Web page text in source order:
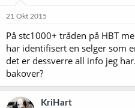
21 Okt 2015
På stc1000+ tråden på HBT
har identifisert en selger som
det er dessverre all info jeg
bakover?
KriHart